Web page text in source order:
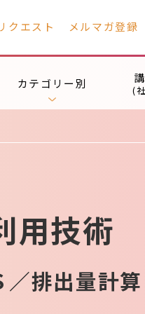
クエスト メルマガ登録
カテゴリー別 (
用技術
排出量計算